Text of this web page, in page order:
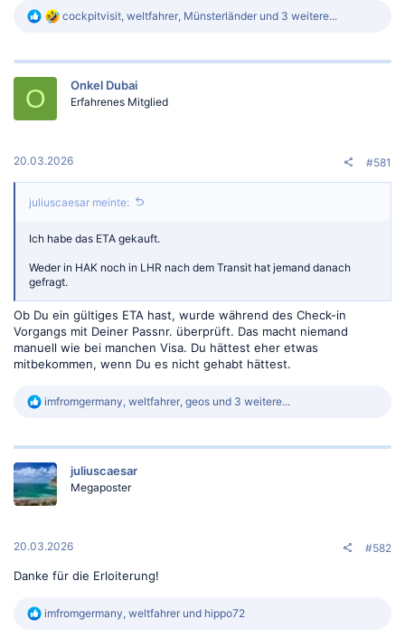
R
k
:
cockpitvisit, weltfahrer, Münsterländer und 3 weitere...
O Onkel Dubai
Erfahrenes Mitglied
20.03.2026 #581
juliuscaesar meinte:
Ich habe das ETA gekauft.
Weder in HAK noch in LHR nach dem Transit hat jemand danach
gefragt.
Ob Du ein gültiges ETA hast, wurde während des Check-in
Vorgangs mit Deiner Passnr. überprüft. Das macht niemand
manuell wie bei manchen Visa. Du hättest eher etwas
mitbekommen, wenn Du es nicht gehabt hättest.
R
k
i
o
n
:
imfromgermany, weltfahrer, geos und 3 weitere...
juliuscaesar
Megaposter
20.03.2026 #582
Danke für die Erloiterung!
R
imfromgermany, weltfahrer und hippo72